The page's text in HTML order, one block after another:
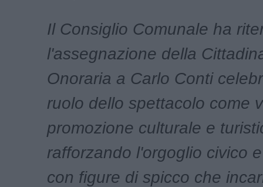
Il Consiglio Comunale ha
l'assegnazione della
Onoraria a Carlo Conti
ruolo dello spettacolo come
promozione culturale e
rafforzando l'orgoglio civico
con figure di spicco che